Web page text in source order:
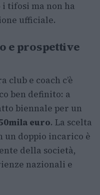
tifosi ma non ha
ufficiale.
e prospettive
e coach c’è
ben definito: a
biennale per un
euro. La scelta
un doppio incarico è
della società,
nazionali e